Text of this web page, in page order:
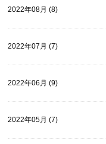
2022年08月 (8)
2022年07月 (7)
2022年06月 (9)
2022年05月 (7)